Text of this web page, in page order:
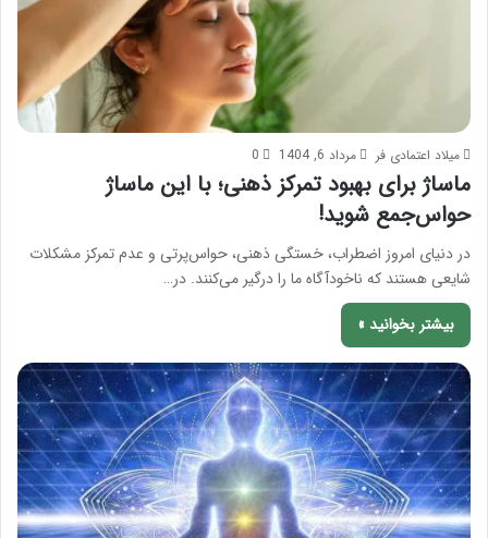
میلاد اعتمادی فر مرداد 6, 1404 0
ماساژ برای بهبود تمرکز ذهنی؛ با این ماساژ
حواس‌جمع شوید!
در دنیای امروز اضطراب، خستگی ذهنی، حواس‌پرتی و عدم تمرکز مشکلات
شایعی هستند که ناخودآگاه ما را درگیر می‌کنند. در…
بیشتر بخوانید »